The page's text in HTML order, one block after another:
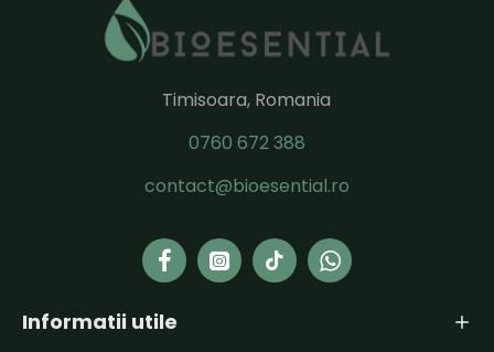
Timisoara, Romania
0760 672 388
contact@bioesential.ro
Informatii utile